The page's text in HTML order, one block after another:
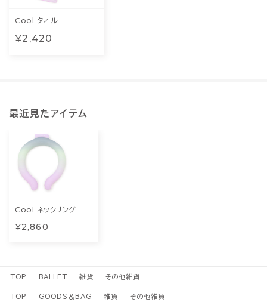
Cool タオル
¥2,420
最近見たアイテム
Cool ネックリング
¥2,860
TOP BALLET 雑貨 その他雑貨
TOP GOODS＆BAG 雑貨 その他雑貨